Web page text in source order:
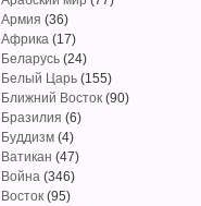
Армия (36)
Африка (17)
Беларусь (24)
Белый Царь (155)
Ближний Восток (90)
Бразилия (6)
Буддизм (4)
Ватикан (47)
Война (346)
Восток (95)